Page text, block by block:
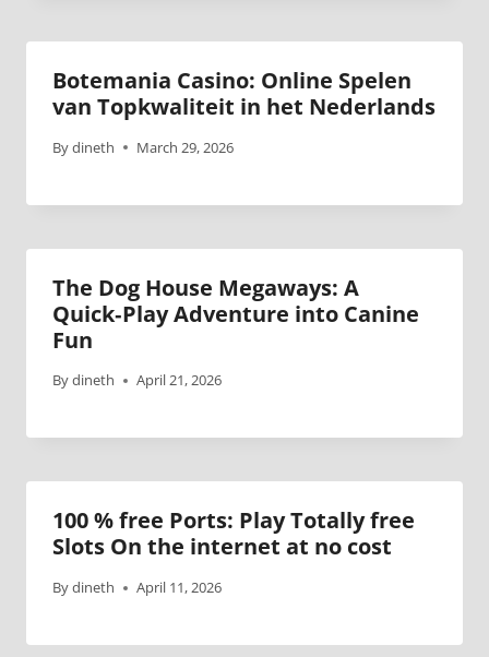
Botemania Casino: Online Spelen
van Topkwaliteit in het Nederlands
Bydineth March 29, 2026
The Dog House Megaways: A
Quick‑Play Adventure into Canine
Fun
Bydineth April 21, 2026
100 % free Ports: Play Totally free
Slots On the internet at no cost
Bydineth April 11, 2026